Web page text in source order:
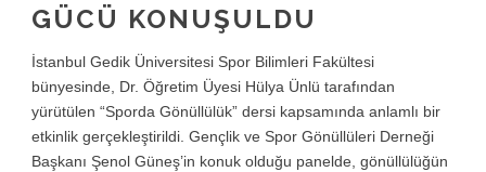
GÜCÜ KONUŞULDU
İstanbul Gedik Üniversitesi Spor Bilimleri Fakültesi
bünyesinde, Dr. Öğretim Üyesi Hülya Ünlü tarafından
yürütülen “Sporda Gönüllülük” dersi kapsamında anlamlı bir
etkinlik gerçekleştirildi. Gençlik ve Spor Gönüllüleri Derneği
Başkanı Şenol Güneş’in konuk olduğu panelde, gönüllülüğün